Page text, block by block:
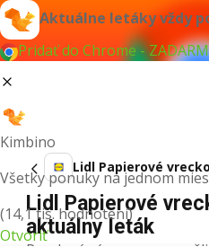
Aktuálne letáky vždy
Pridať do Chrome -
Kimbino
Všetky ponuky na jednom
(14,1 tis. hodnotení)
Otvoriť
Lidl Papierové
Lidl Papierové
aktuálny leták